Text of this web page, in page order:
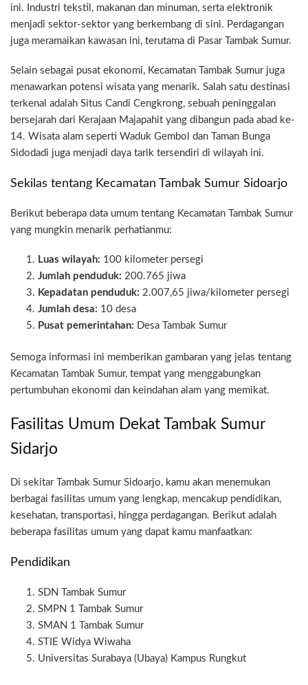
ini. Industri tekstil, makanan dan minuman, serta elektronik
menjadi sektor-sektor yang berkembang di sini. Perdagangan
juga meramaikan kawasan ini, terutama di Pasar Tambak Sumur.
Selain sebagai pusat ekonomi, Kecamatan Tambak Sumur juga
menawarkan potensi wisata yang menarik. Salah satu destinasi
terkenal adalah Situs Candi Cengkrong, sebuah peninggalan
bersejarah dari Kerajaan Majapahit yang dibangun pada abad ke-
14. Wisata alam seperti Waduk Gembol dan Taman Bunga
Sidodadi juga menjadi daya tarik tersendiri di wilayah ini.
Sekilas tentang Kecamatan Tambak Sumur Sidoarjo
Berikut beberapa data umum tentang Kecamatan Tambak Sumur
yang mungkin menarik perhatianmu:
Luas wilayah: 100 kilometer persegi
Jumlah penduduk: 200.765 jiwa
Kepadatan penduduk: 2.007,65 jiwa/kilometer persegi
Jumlah desa: 10 desa
Pusat pemerintahan: Desa Tambak Sumur
Semoga informasi ini memberikan gambaran yang jelas tentang
Kecamatan Tambak Sumur, tempat yang menggabungkan
pertumbuhan ekonomi dan keindahan alam yang memikat.
Fasilitas Umum Dekat Tambak Sumur
Sidarjo
Di sekitar Tambak Sumur Sidoarjo, kamu akan menemukan
berbagai fasilitas umum yang lengkap, mencakup pendidikan,
kesehatan, transportasi, hingga perdagangan. Berikut adalah
beberapa fasilitas umum yang dapat kamu manfaatkan:
Pendidikan
SDN Tambak Sumur
SMPN 1 Tambak Sumur
SMAN 1 Tambak Sumur
STIE Widya Wiwaha
Universitas Surabaya (Ubaya) Kampus Rungkut